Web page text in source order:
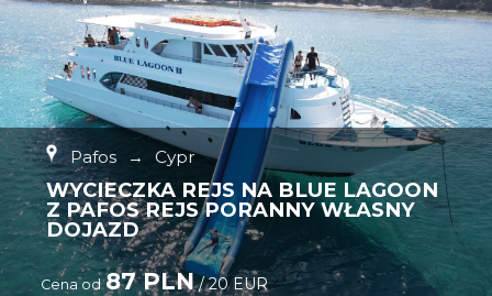
Pafos → Cypr
WYCIECZKA REJS NA BLUE LAGOON
Z PAFOS REJS PORANNY WŁASNY
DOJAZD
Cena od 87 PLN/ 20 EUR